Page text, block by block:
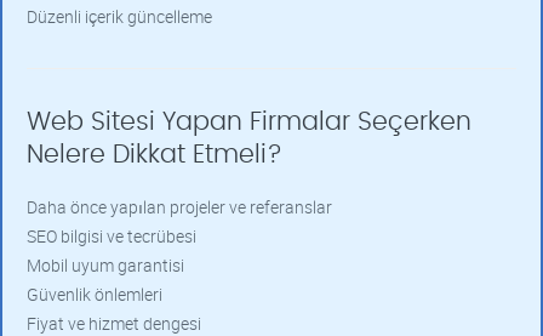
Düzenli içerik güncelleme
Web Sitesi Yapan Firmalar Seçerken
Nelere Dikkat Etmeli?
Daha önce yapılan projeler ve referanslar
SEO bilgisi ve tecrübesi
Mobil uyum garantisi
Güvenlik önlemleri
Fiyat ve hizmet dengesi